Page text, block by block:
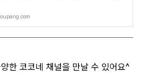
한 코코네 채널을 만날 수 있어요^